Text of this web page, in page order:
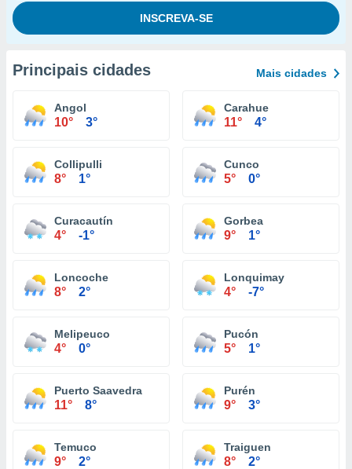
Principais cidades Mais cidades
Angol
10° 3°
Carahue
11° 4°
Collipulli
8° 1°
Cunco
5° 0°
Curacautín
4° -1°
Gorbea
9° 1°
Loncoche
8° 2°
Lonquimay
4° -7°
Melipeuco
4° 0°
Pucón
5° 1°
Puerto Saavedra
11° 8°
Purén
9° 3°
Temuco
9° 2°
Traiguen
8° 2°